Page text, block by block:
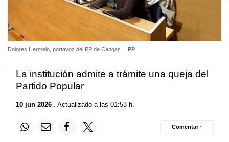
Dolores Hermelo, portavoz del PP de Cangas. PP
La institución admite a trámite una queja del
Partido Popular
10 jun 2026 . Actualizado a las 01:53 h.
Comentar ·